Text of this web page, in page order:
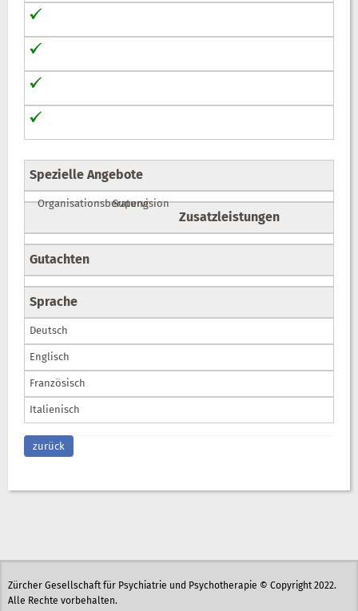
Spezielle Angebote
Organisationsberatung
Supervision
Zusatzleistungen
Gutachten
Sprache
Deutsch
Englisch
Französisch
Italienisch
zurück
Zürcher Gesellschaft für Psychiatrie und Psychotherapie © Copyright 2022.
Alle Rechte vorbehalten.